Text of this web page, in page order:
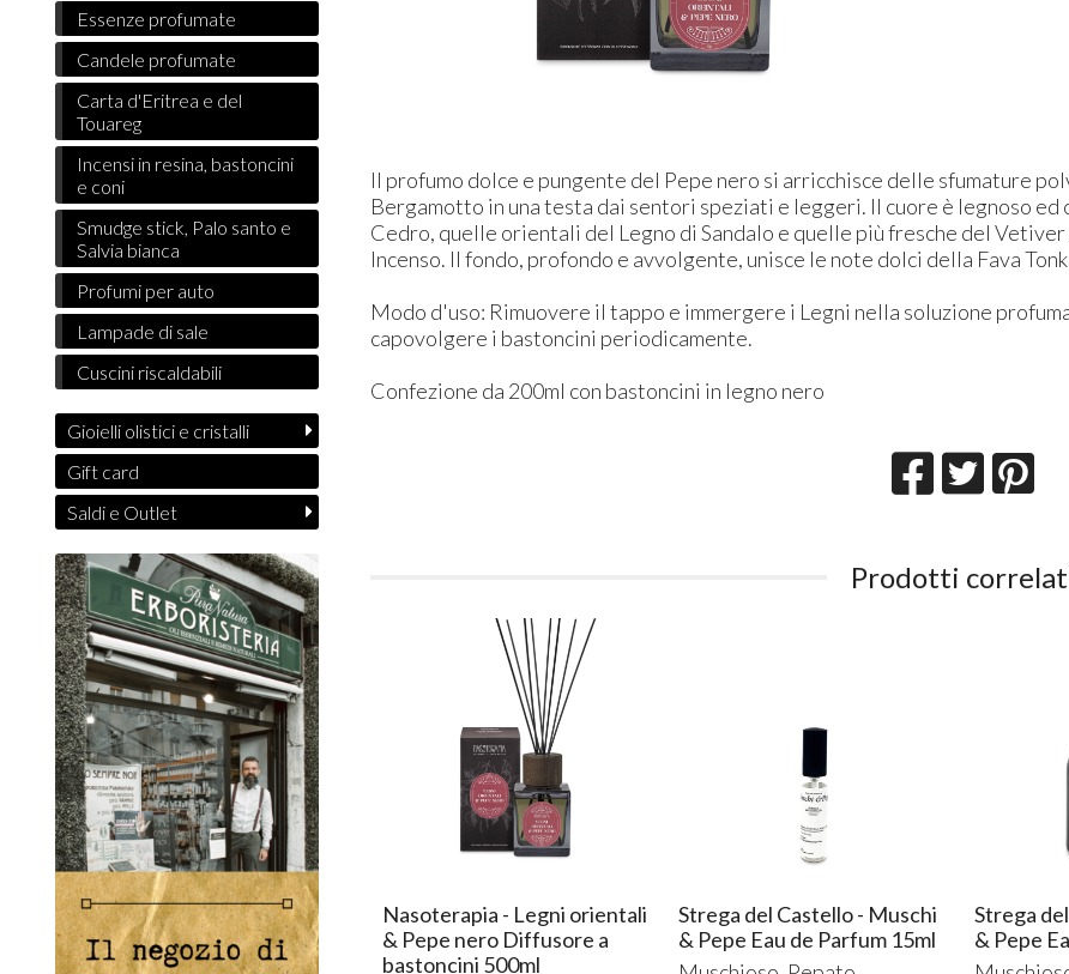
​Il profumo dolce e pungente del Pepe nero si arricchisce delle sfumature
Bergamotto in una testa dai sentori speziati e leggeri. Il cuore è legnoso
Cedro, quelle orientali del Legno di Sandalo e quelle più fresche del
Incenso. Il fondo, profondo e avvolgente, unisce le note dolci della Fava
Modo d'uso: Rimuovere il tappo e immergere i Legni nella soluzione
capovolgere i bastoncini periodicamente.​
Confezione da 200ml con bastoncini in legno nero
Prodotti
Nasoterapia - Legni orientali
& Pepe nero Ricarica per
diffusore a bastoncini
Nasoterapia - Legni orientali
& Pepe nero Diffusore a
bastoncini 500ml
Strega del Castello - Muschi
& Pepe Eau de Parfum 15ml
Strega
& Pepe
Essenze profumate
Candele profumate
Carta d'Eritrea e del
Touareg
Incensi in resina, bastoncini
e coni
Smudge stick, Palo santo e
Salvia bianca
Profumi per auto
Lampade di sale
Cuscini riscaldabili
Gioielli olistici e cristalli
Gift card
Saldi e Outlet